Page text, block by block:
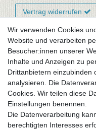
Vertrag widerrufen
Newsletter-
FAQ / Fragen
Mein Warenkorb
Mein Merkzettel
Mein Konto
UNSER
Gottlieb-Daimler-Str. 10
Wir verwenden Cookies
Website und verarbeiten
Besucher:innen unserer
Inhalte und Anzeigen zu
Drittanbietern einzubinden
analysieren. Die
Cookies. Wir teilen diese
Einstellungen benennen.
Die Datenverarbeitung
berechtigten Interesses